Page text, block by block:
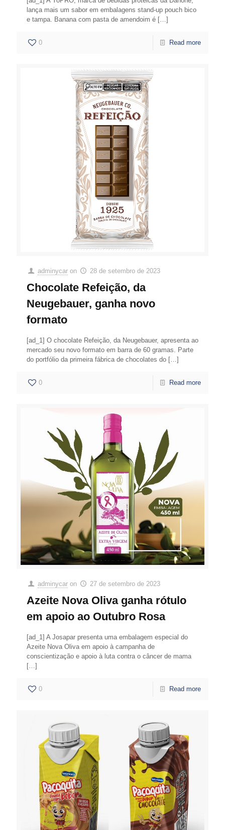
lança mais um sabor em embalagens stand-up pouch bico
e tampa. Banana com pasta de amendoim é […]
0 Read more
adminycar on 28 de setembro de 2023
Chocolate Refeição, da
Neugebauer, ganha novo
formato
[ad_1] O chocolate Refeição, da Neugebauer, apresenta ao
mercado seu novo formato em barra de 60 gramas. Parte
do portfólio da primeira fábrica de chocolates do […]
0 Read more
adminycar on 27 de setembro de 2023
Azeite Nova Oliva ganha rótulo
em apoio ao Outubro Rosa
[ad_1] A Josapar presenta uma embalagem especial do
Azeite Nova Oliva em apoio à campanha de
conscientização e apoio à luta contra o câncer de mama
[…]
0 Read more